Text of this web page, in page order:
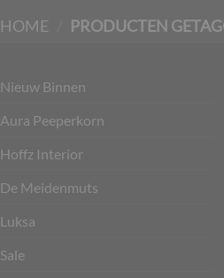
HOME PRODUCTEN
Nieuw Binnen
Aura Peeperkorn
Hoffz Interior
De Meidenmuts
Luksa
Sale